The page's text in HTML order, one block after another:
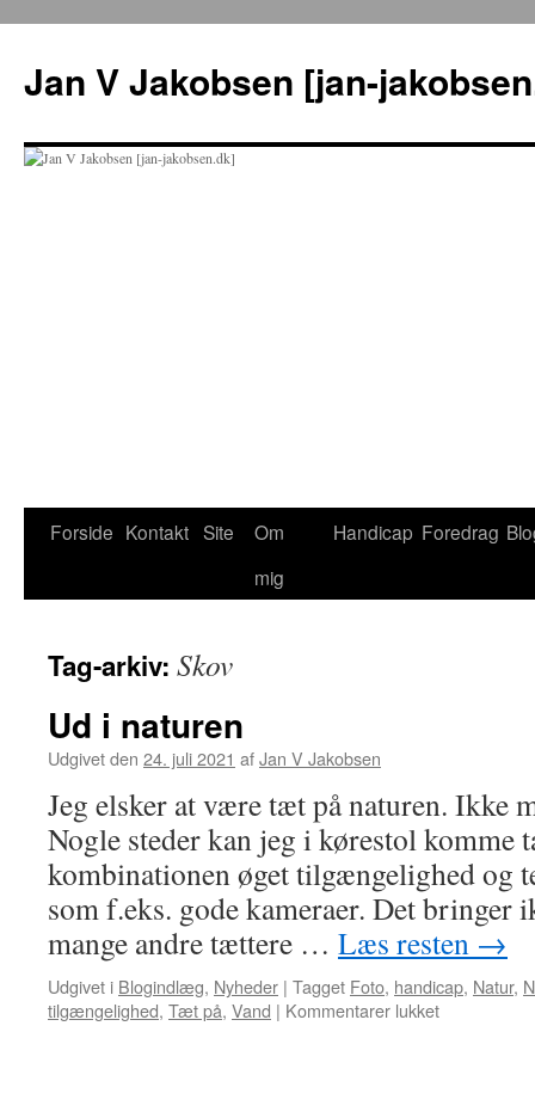
indhold
Jan V Jakobsen [jan-
Forside Kontakt Site
Om
mig
Handicap Foredrag
Tag-arkiv: Skov
Ud i naturen
Udgivet den 24. juli 2021 afJan V Jakobsen
Jeg elsker at være tæt på naturen. Ikke
Nogle steder kan jeg i kørestol komme
kombinationen øget tilgængelighed og
som f.eks. gode kameraer. Det bringer
mange andre tættere … Læs resten →
Udgivet i Blogindlæg, Nyheder | Tagget Foto, handicap, Natur,
tilgængelighed, Tæt på, Vand | Kommentarer lukkettil